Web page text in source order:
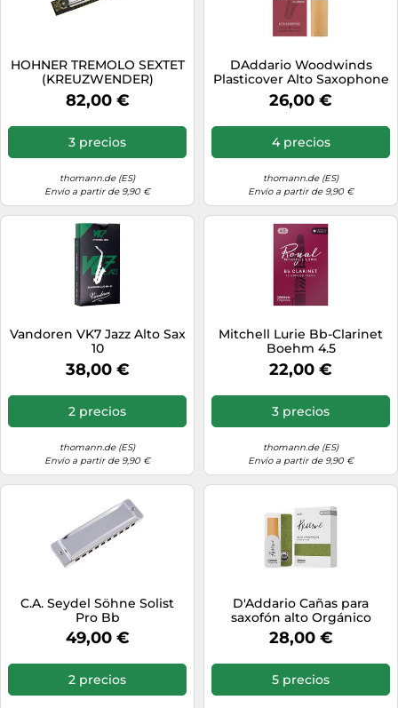
HOHNER TREMOLO SEXTET
(KREUZWENDER)
REPLACEMENT F
82,00 €
3 precios
thomann.de (ES)
Envío a partir de 9,90 €
DAddario Woodwinds
Plasticover Alto Saxophone
3.0
26,00 €
4 precios
thomann.de (ES)
Envío a partir de 9,90 €
Vandoren VK7 Jazz Alto Sax
10
38,00 €
2 precios
thomann.de (ES)
Envío a partir de 9,90 €
Mitchell Lurie Bb-Clarinet
Boehm 4.5
22,00 €
3 precios
thomann.de (ES)
Envío a partir de 9,90 €
C.A. Seydel Söhne Solist
Pro Bb
49,00 €
2 precios
D'Addario Cañas para
saxofón alto Orgánico
Reserve – Ecológica 3.0+
Paquete de 10
28,00 €
5 precios